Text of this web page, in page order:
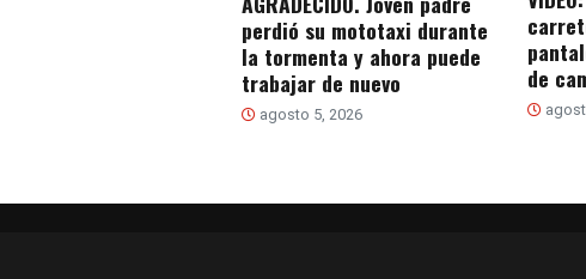
perdió su mototaxi durante
la tormenta y ahora puede
trabajar de nuevo
agosto 5, 2026
de